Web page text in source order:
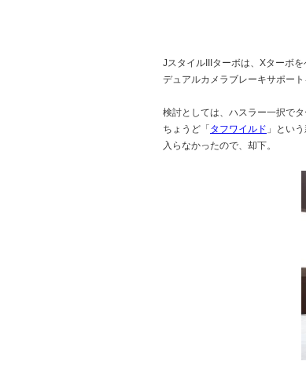
JスタイルIIIターボは、Xターボ
デュアルカメラブレーキサポー
検討としては、ハスラー一択で
ちょうど「 タフワイルド 」とい
入らなかったので、却下。